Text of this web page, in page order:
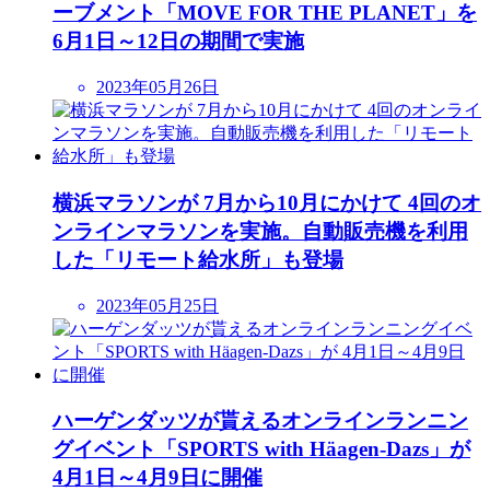
ーブメント「MOVE FOR THE PLANET」を
6月1日～12日の期間で実施
2023年05月26日
横浜マラソンが 7月から10月にかけて 4回のオ
ンラインマラソンを実施。自動販売機を利用
した「リモート給水所」も登場
2023年05月25日
ハーゲンダッツが貰えるオンラインランニン
グイベント「SPORTS with Häagen‐Dazs」が
4月1日～4月9日に開催